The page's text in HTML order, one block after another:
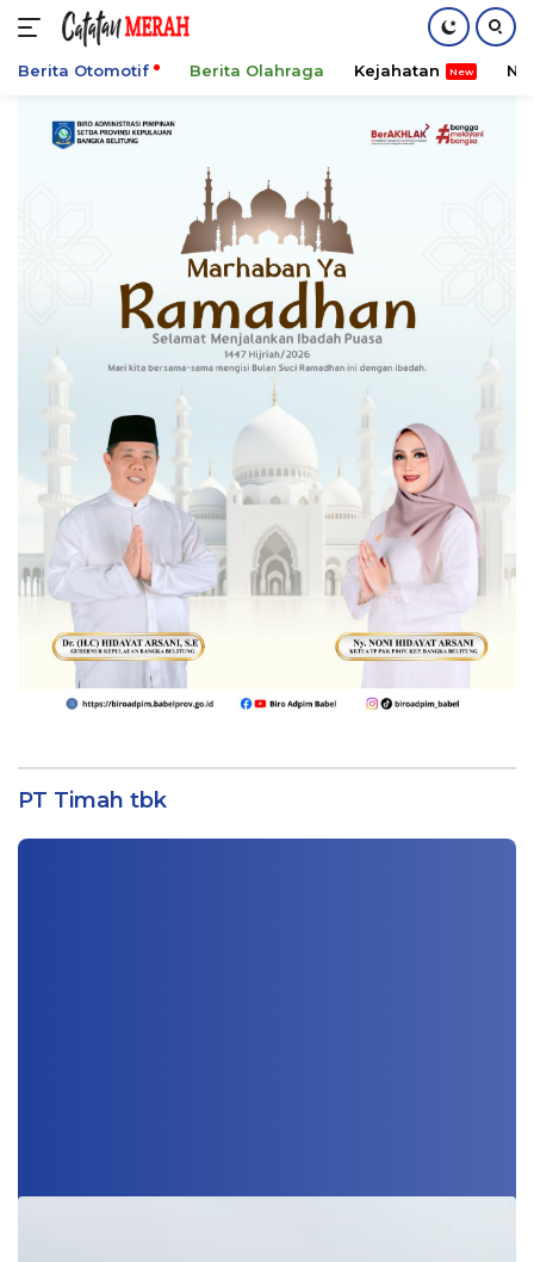
Berita Otomotif Berita Olahraga Kejahatan
PT Timah tbk